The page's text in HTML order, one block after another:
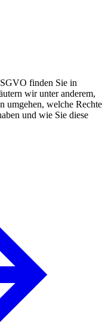
finden Sie in
wir unter anderem,
umgehen, welche Rechte
und wie Sie diese